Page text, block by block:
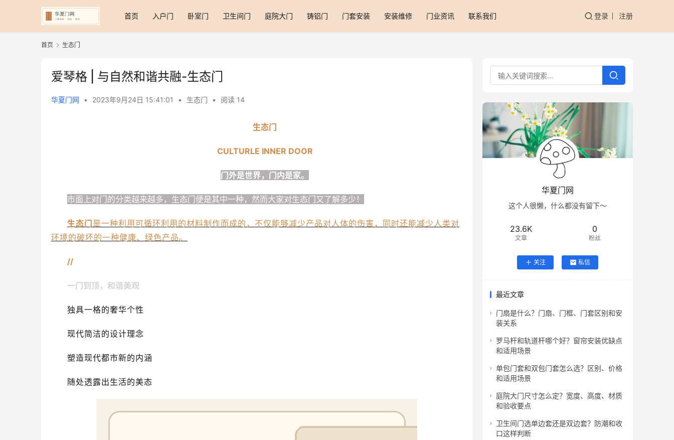
首页 入户门 卧室门 卫生间门 庭院大门 铸铝门 门套安装 安装维修 门业资讯 联系我们 登录 注册
首页 生态门
爱琴格 | 与自然和谐共融-生态门
华夏门网 • 2023年9月24日 15:41:01 • 生态门 • 阅读 14
生态门
CULTURLE INNER DOOR
门外是世界，门内是家。
市面上对门的分类越来越多，生态门便是其中一种，然而大家对生态门又了解多少！
生态门 是一种利用可循环利用的材料制作而成的，不仅能够减少产品对人体的伤害，同时还能减少人类对
环境的破坏的一种健康、绿色产品。
//
一门到顶，和谐美观
独具一格的奢华个性
现代简洁的设计理念
塑造现代都市新的内涵
随处透露出生活的美态
华夏门网
这个人很懒，什么都没有留下～
23.6K
文章
0
粉丝
关注 私信
最近文章
门扇是什么？门扇、门框、门套区别和安
装关系
罗马杆和轨道杆哪个好？窗帘安装优缺点
和适用场景
单包门套和双包门套怎么选？区别、价格
和适用场景
庭院大门尺寸怎么定？宽度、高度、材质
和验收要点
卫生间门选单边套还是双边套？防潮和收
口这样判断